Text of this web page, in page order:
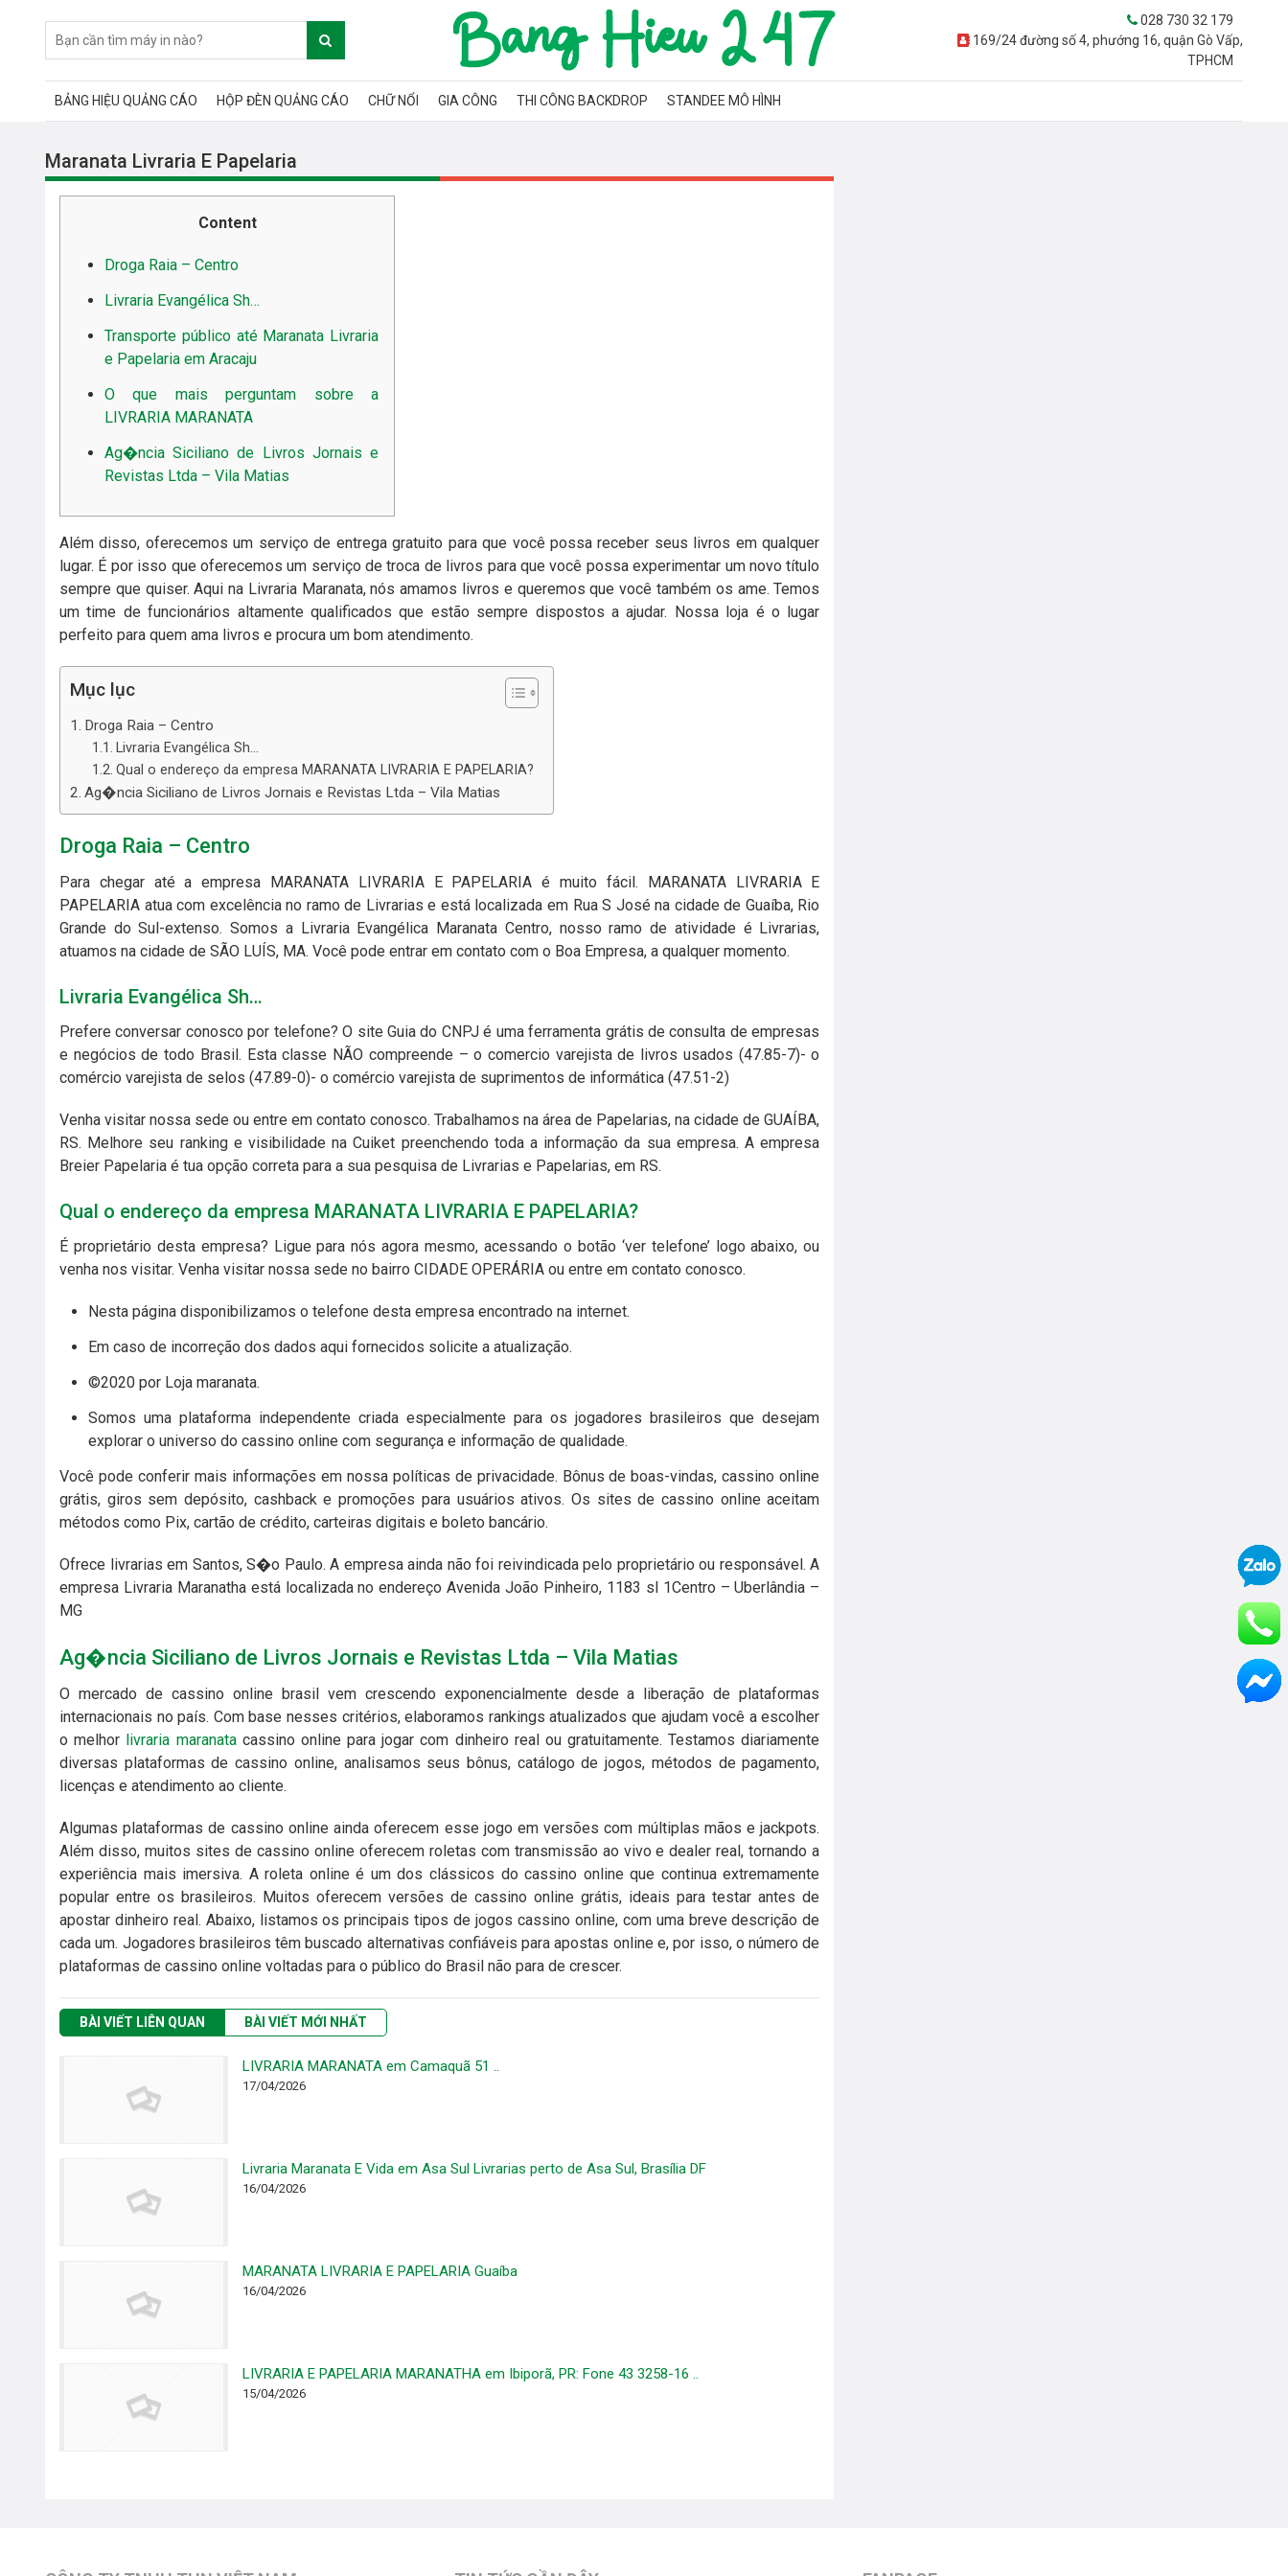
028 730 32 179
169/24 đường số 4, phướng 16, quận Gò Vấp,
TPHCM
BẢNG HIỆU QUẢNG CÁO HỘP ĐÈN QUẢNG CÁO CHỮ NỔI GIA CÔNG THI CÔNG BACKDROP STANDEE MÔ HÌNH
Maranata Livraria E Papelaria
Content
Droga Raia – Centro
Livraria Evangélica Sh…
Transporte público até Maranata Livraria
e Papelaria em Aracaju
O que mais perguntam sobre a
LIVRARIA MARANATA
Ag�ncia Siciliano de Livros Jornais e
Revistas Ltda – Vila Matias
Além disso, oferecemos um serviço de entrega gratuito para que você possa receber seus livros em qualquer
lugar. É por isso que oferecemos um serviço de troca de livros para que você possa experimentar um novo título
sempre que quiser. Aqui na Livraria Maranata, nós amamos livros e queremos que você também os ame. Temos
um time de funcionários altamente qualificados que estão sempre dispostos a ajudar. Nossa loja é o lugar
perfeito para quem ama livros e procura um bom atendimento.
Mục lục
Droga Raia – Centro
Livraria Evangélica Sh…
Qual o endereço da empresa MARANATA LIVRARIA E PAPELARIA?
Ag�ncia Siciliano de Livros Jornais e Revistas Ltda – Vila Matias
Droga Raia – Centro
Para chegar até a empresa MARANATA LIVRARIA E PAPELARIA é muito fácil. MARANATA LIVRARIA E
PAPELARIA atua com excelência no ramo de Livrarias e está localizada em Rua S José na cidade de Guaíba, Rio
Grande do Sul-extenso. Somos a Livraria Evangélica Maranata Centro, nosso ramo de atividade é Livrarias,
atuamos na cidade de SÃO LUÍS, MA. Você pode entrar em contato com o Boa Empresa, a qualquer momento.
Livraria Evangélica Sh…
Prefere conversar conosco por telefone? O site Guia do CNPJ é uma ferramenta grátis de consulta de empresas
e negócios de todo Brasil. Esta classe NÃO compreende – o comercio varejista de livros usados (47.85-7)- o
comércio varejista de selos (47.89-0)- o comércio varejista de suprimentos de informática (47.51-2)
Venha visitar nossa sede ou entre em contato conosco. Trabalhamos na área de Papelarias, na cidade de GUAÍBA,
RS. Melhore seu ranking e visibilidade na Cuiket preenchendo toda a informação da sua empresa. A empresa
Breier Papelaria é tua opção correta para a sua pesquisa de Livrarias e Papelarias, em RS.
Qual o endereço da empresa MARANATA LIVRARIA E PAPELARIA?
É proprietário desta empresa? Ligue para nós agora mesmo, acessando o botão ‘ver telefone’ logo abaixo, ou
venha nos visitar. Venha visitar nossa sede no bairro CIDADE OPERÁRIA ou entre em contato conosco.
Nesta página disponibilizamos o telefone desta empresa encontrado na internet.
Em caso de incorreção dos dados aqui fornecidos solicite a atualização.
©2020 por Loja maranata.
Somos uma plataforma independente criada especialmente para os jogadores brasileiros que desejam
explorar o universo do cassino online com segurança e informação de qualidade.
Você pode conferir mais informações em nossa políticas de privacidade. Bônus de boas-vindas, cassino online
grátis, giros sem depósito, cashback e promoções para usuários ativos. Os sites de cassino online aceitam
métodos como Pix, cartão de crédito, carteiras digitais e boleto bancário.
Ofrece livrarias em Santos, S�o Paulo. A empresa ainda não foi reivindicada pelo proprietário ou responsável. A
empresa Livraria Maranatha está localizada no endereço Avenida João Pinheiro, 1183 sl 1Centro – Uberlândia –
MG
Ag�ncia Siciliano de Livros Jornais e Revistas Ltda – Vila Matias
O mercado de cassino online brasil vem crescendo exponencialmente desde a liberação de plataformas
internacionais no país. Com base nesses critérios, elaboramos rankings atualizados que ajudam você a escolher
o melhor livraria maranatacassino online para jogar com dinheiro real ou gratuitamente. Testamos diariamente
diversas plataformas de cassino online, analisamos seus bônus, catálogo de jogos, métodos de pagamento,
licenças e atendimento ao cliente.
Algumas plataformas de cassino online ainda oferecem esse jogo em versões com múltiplas mãos e jackpots.
Além disso, muitos sites de cassino online oferecem roletas com transmissão ao vivo e dealer real, tornando a
experiência mais imersiva. A roleta online é um dos clássicos do cassino online que continua extremamente
popular entre os brasileiros. Muitos oferecem versões de cassino online grátis, ideais para testar antes de
apostar dinheiro real. Abaixo, listamos os principais tipos de jogos cassino online, com uma breve descrição de
cada um. Jogadores brasileiros têm buscado alternativas confiáveis para apostas online e, por isso, o número de
plataformas de cassino online voltadas para o público do Brasil não para de crescer.
BÀI VIẾT LIÊN QUAN BÀI VIẾT MỚI NHẤT
LIVRARIA MARANATA em Camaquã 51 ..
17/04/2026
Livraria Maranata E Vida em Asa Sul Livrarias perto de Asa Sul, Brasília DF
16/04/2026
MARANATA LIVRARIA E PAPELARIA Guaíba
16/04/2026
LIVRARIA E PAPELARIA MARANATHA em Ibiporã, PR: Fone 43 3258-16 ..
15/04/2026